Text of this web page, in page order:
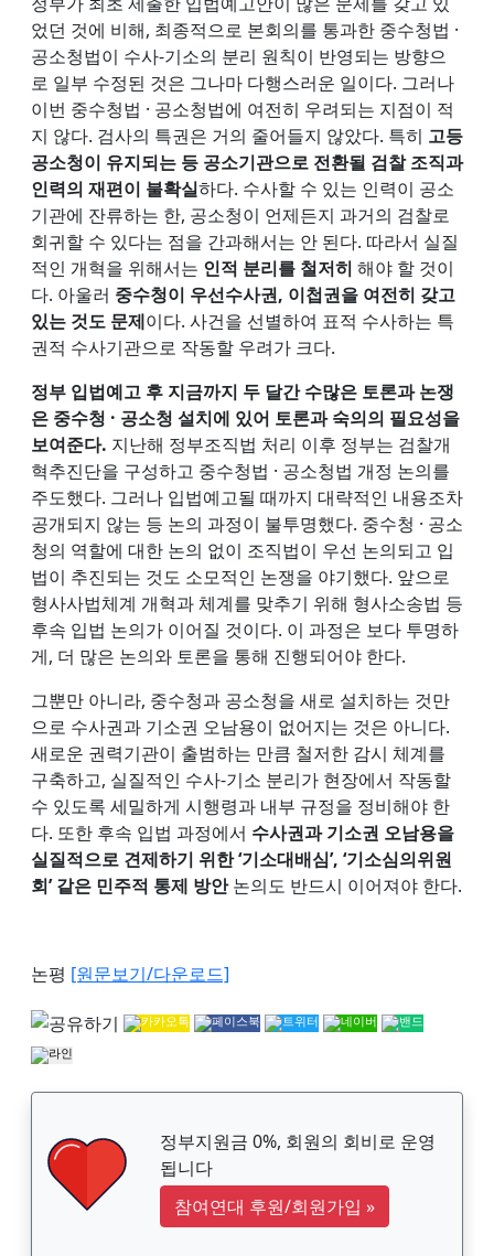
었던 것에 비해, 최종적으로 본회의를 통과한 중수청법 ·
공소청법이 수사-기소의 분리 원칙이 반영되는 방향으
로 일부 수정된 것은 그나마 다행스러운 일이다. 그러나
이번 중수청법 · 공소청법에 여전히 우려되는 지점이 적
지 않다. 검사의 특권은 거의 줄어들지 않았다. 특히 고등
공소청이 유지되는 등 공소기관으로 전환될 검찰 조직과
인력의 재편이 불확실하다. 수사할 수 있는 인력이 공소
기관에 잔류하는 한, 공소청이 언제든지 과거의 검찰로
회귀할 수 있다는 점을 간과해서는 안 된다. 따라서 실질
적인 개혁을 위해서는 인적 분리를 철저히 해야 할 것이
다. 아울러 중수청이 우선수사권, 이첩권을 여전히 갖고
있는 것도 문제이다. 사건을 선별하여 표적 수사하는 특
권적 수사기관으로 작동할 우려가 크다.
정부 입법예고 후 지금까지 두 달간 수많은 토론과 논쟁
은 중수청 · 공소청 설치에 있어 토론과 숙의의 필요성을
보여준다. 지난해 정부조직법 처리 이후 정부는 검찰개
혁추진단을 구성하고 중수청법 · 공소청법 개정 논의를
주도했다. 그러나 입법예고될 때까지 대략적인 내용조차
공개되지 않는 등 논의 과정이 불투명했다. 중수청 · 공소
청의 역할에 대한 논의 없이 조직법이 우선 논의되고 입
법이 추진되는 것도 소모적인 논쟁을 야기했다. 앞으로
형사사법체계 개혁과 체계를 맞추기 위해 형사소송법 등
후속 입법 논의가 이어질 것이다. 이 과정은 보다 투명하
게, 더 많은 논의와 토론을 통해 진행되어야 한다.
그뿐만 아니라, 중수청과 공소청을 새로 설치하는 것만
으로 수사권과 기소권 오남용이 없어지는 것은 아니다.
새로운 권력기관이 출범하는 만큼 철저한 감시 체계를
구축하고, 실질적인 수사-기소 분리가 현장에서 작동할
수 있도록 세밀하게 시행령과 내부 규정을 정비해야 한
다. 또한 후속 입법 과정에서 수사권과 기소권 오남용을
실질적으로 견제하기 위한 ‘기소대배심’, ‘기소심의위원
회’ 같은 민주적 통제 방안논의도 반드시 이어져야 한다.
논평 [원문보기/다운로드]
정부지원금 0%, 회원의 회비로 운영
됩니다
참여연대 후원/회원가입 »